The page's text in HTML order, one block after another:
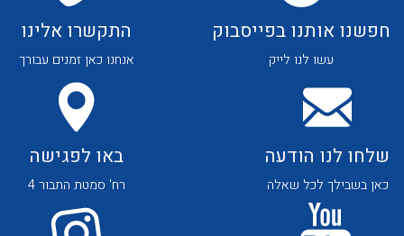
צור קשר
לכל מוצרי היצרן לכל מוצרי היצרן
חפשנו אותנו בפייסבוק
עשו לנו לייק
התקשרו אלינו
אנחנו כאן זמנים עבורך
שלחו לנו הודעה
כאן בשבילך לכל שאלה
באו לפגישה
רח' סמטת התבור 4